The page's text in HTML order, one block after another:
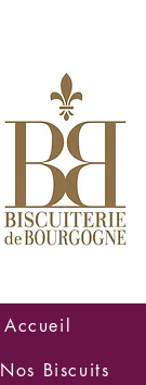
Accueil
Nos Biscuits